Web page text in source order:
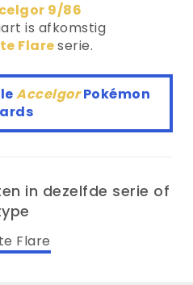
9/86
is afkomstig
Flareserie.
AccelgorPokémon
in dezelfde serie of
Flare